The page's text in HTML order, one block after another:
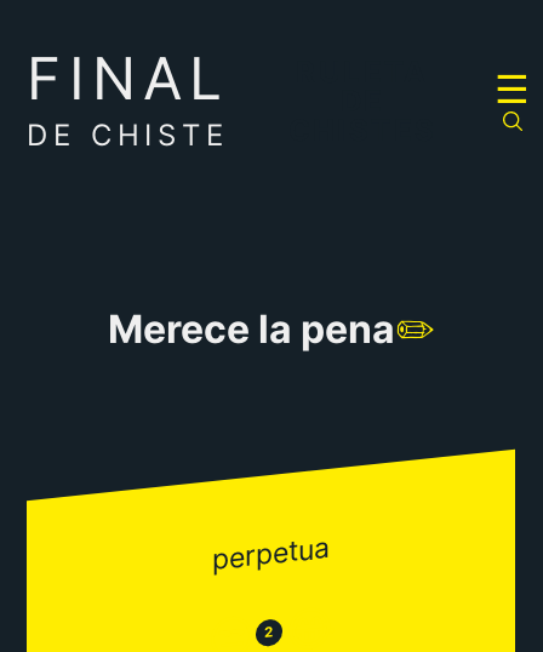
FINAL
DE CHISTE
☰
Merece la pena✏️
perpetua
😒 2 😂